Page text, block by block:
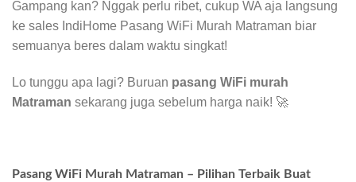
Gampang kan? Nggak perlu ribet, cukup WA aja langsung
ke sales IndiHome Pasang WiFi Murah Matraman biar
semuanya beres dalam waktu singkat!
Lo tunggu apa lagi? Buruan pasang WiFi murah
Matraman sekarang juga sebelum harga naik! 🚀
Pasang WiFi Murah Matraman – Pilihan Terbaik Buat